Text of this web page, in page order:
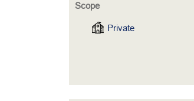
Scope
Private